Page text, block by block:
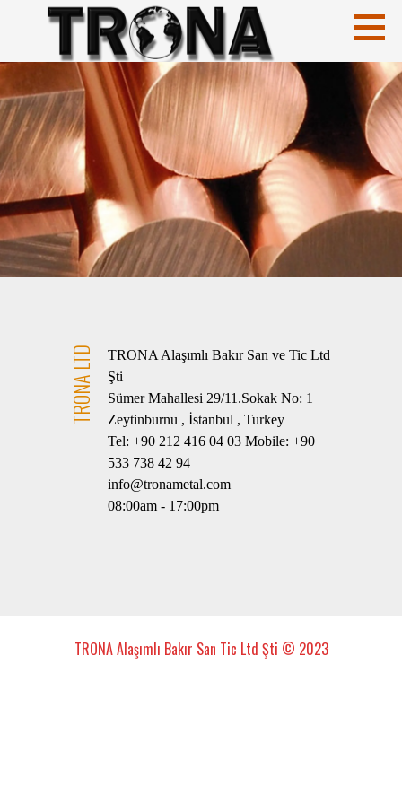
HIGH CONDUCTIVITY COPPERS
TRONA LTD
TRONA Alaşımlı Bakır San ve Tic Ltd
Şti
Sümer Mahallesi 29/11.Sokak No: 1
Zeytinburnu , İstanbul , Turkey
Tel: +90 212 416 04 03 Mobile: +90
533 738 42 94
info@tronametal.com
08:00am - 17:00pm
TRONA Alaşımlı Bakır San Tic Ltd Şti © 2023